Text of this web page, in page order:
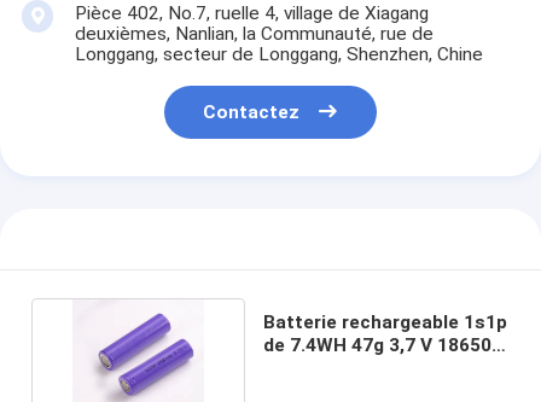
Pièce 402, No.7, ruelle 4, village de Xiagang
deuxièmes, Nanlian, la Communauté, rue de
Longgang, secteur de Longgang, Shenzhen, Chine
Contactez
Batterie rechargeable 1s1p
de 7.4WH 47g 3,7 V 18650